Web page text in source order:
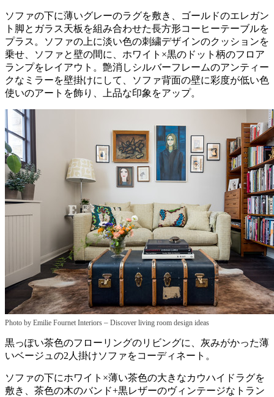
ソファの下に薄いグレーのラグを敷き、ゴールドのエレガン
ト脚とガラス天板を組み合わせた長方形コーヒーテーブルを
プラス。ソファの上に淡い色の刺繍デザインのクッションを
乗せ、ソファと壁の間に、ホワイト×黒のドット柄のフロア
ランプをレイアウト。艶消しシルバーフレームのアンティー
クなミラーを壁掛けにして、ソファ背面の壁に彩度が低い色
使いのアートを飾り、上品な印象をアップ。
Photo by Emilie Fournet Interiors – Discover living room design ideas
黒っぽい茶色のフローリングのリビングに、灰みがかった薄
いベージュの2人掛けソファをコーディネート。
ソファの下にホワイト×薄い茶色の大きなカウハイドラグを
敷き、茶色の木のバンド+黒レザーのヴィンテージなトラン